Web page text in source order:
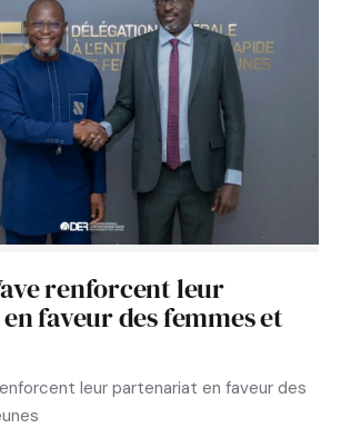
renforcent leur
faveur des femmes et
leur partenariat en faveur des